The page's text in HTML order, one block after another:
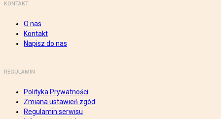
KONTAKT
O nas
Kontakt
Napisz do nas
REGULAMIN
Polityka Prywatności
Zmiana ustawień zgód
Regulamin serwisu